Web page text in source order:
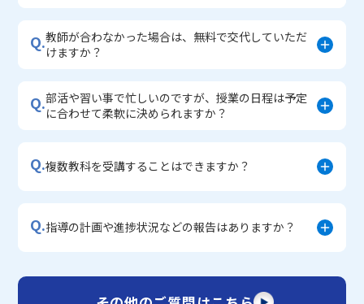
Q.教師が合わなかった場合は、無料で交代していただ
けますか？
Q.部活や習い事で忙しいのですが、授業の日程は予定
に合わせて柔軟に決められますか？
Q.複数教科を受講することはできますか？
Q.指導の計画や進捗状況などの報告はありますか？